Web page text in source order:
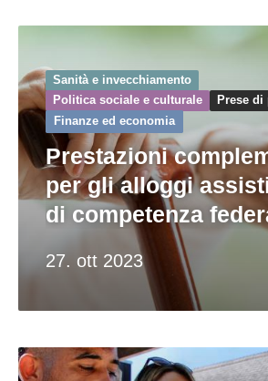
27. ott 2023
Sanità e invecchiamento
Politica sociale e culturale
Prese
Finanze ed economia
Prestazioni
per gli alloggi
di competenza